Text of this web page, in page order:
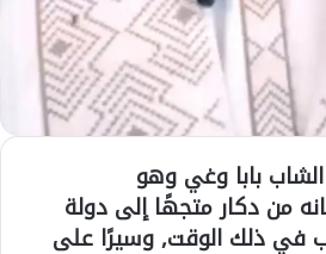
من دكار متجهًا إلى دولة
في ذلك الوقت, وسيرًا على